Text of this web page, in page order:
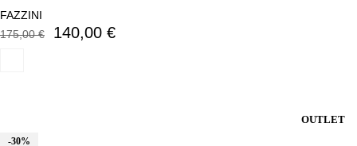
FAZZINI
175,00 €
140,00 €
-30%
OUTLET